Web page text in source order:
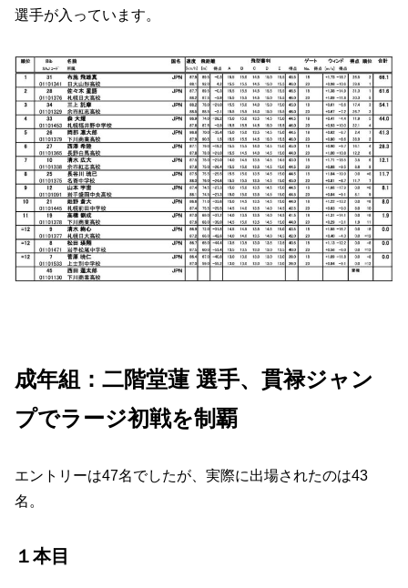
選手が入っています。
成年組：二階堂蓮 選手、貫禄ジャン
プでラージ初戦を制覇
エントリーは47名でしたが、実際に出場されたのは43
名。
１本目